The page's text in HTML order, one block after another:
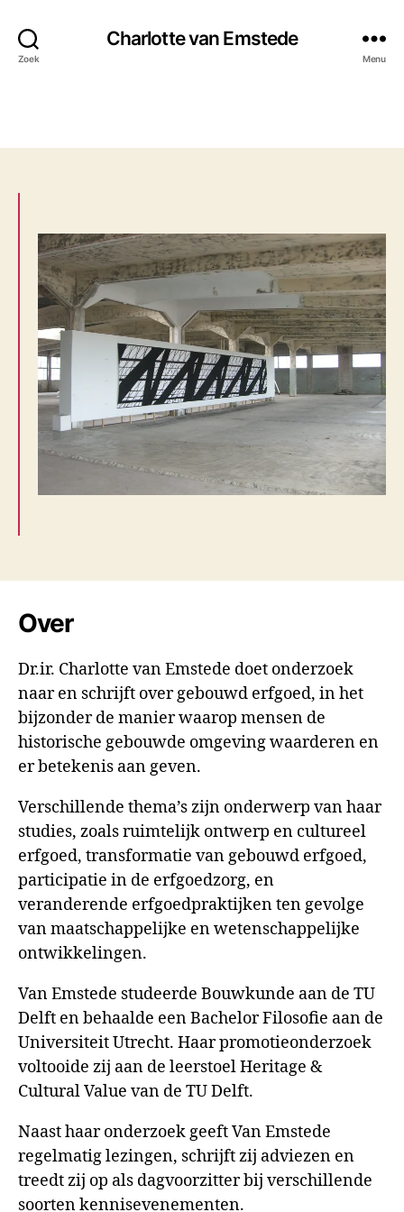
Zoek
Charlotte van Emstede
Menu
Over
Dr.ir. Charlotte van Emstede doet onderzoek
naar en schrijft over gebouwd erfgoed, in het
bijzonder de manier waarop mensen de
historische gebouwde omgeving waarderen en
er betekenis aan geven.
Verschillende thema’s zijn onderwerp van haar
studies, zoals ruimtelijk ontwerp en cultureel
erfgoed, transformatie van gebouwd erfgoed,
participatie in de erfgoedzorg, en
veranderende erfgoedpraktijken ten gevolge
van maatschappelijke en wetenschappelijke
ontwikkelingen.
Van Emstede studeerde Bouwkunde aan de TU
Delft en behaalde een Bachelor Filosofie aan de
Universiteit Utrecht. Haar promotieonderzoek
voltooide zij aan de leerstoel Heritage &
Cultural Value van de TU Delft.
Naast haar onderzoek geeft Van Emstede
regelmatig lezingen, schrijft zij adviezen en
treedt zij op als dagvoorzitter bij verschillende
soorten kennisevenementen.